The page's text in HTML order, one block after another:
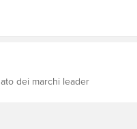
la bandiera francese sulle
indossata dai giocatori La
ad alte prestazioni
una costruzione del tessuto per
dei marchi leader